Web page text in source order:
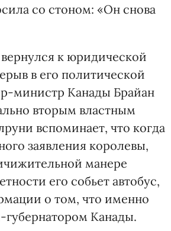
со стоном: «Он снова
к юридической
в его политической
министр Канады Брайан
вторым властным
вспоминает, что когда
заявления королевы,
манере
его собьет автобус,
о том, что именно
губернатором Канады.